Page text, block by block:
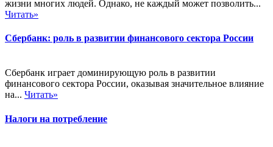
жизни многих людей. Однако, не каждый может позволить...
Читать»
Сбербанк: роль в развитии финансового сектора России
Сбербанк играет доминирующую роль в развитии
финансового сектора России, оказывая значительное влияние
на... Читать»
Налоги на потребление